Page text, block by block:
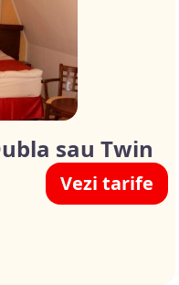
sau Twin
Vezi tarife